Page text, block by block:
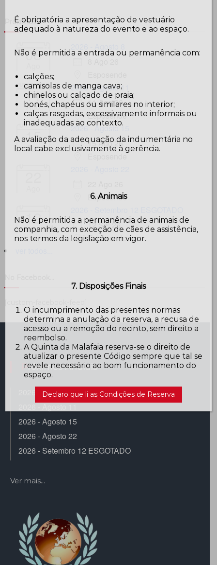
Próximos
08
2026 - Agosto 8
11
Ago
2026 - Agosto 11
11 Ago 26
Esposende
15
Ago
2026 - Agosto 15
15 Ago 26
Esposende
Esposende
12
Set
12 Set 26
Esposende
Próximos Arraiais
2026 - Agosto 8
2026 - Agosto 15
2026 - Agosto 22
2026 - Setembro 12 ESGOTADO
Ver mais...
É obrigatória a apresentação de vestuário
adequado à natureza do evento e ao espaço.
Não é permitida a entrada ou permanência com:
calções;
camisolas de manga cava;
chinelos ou calçado de praia;
bonés, chapéus ou similares no interior;
calças rasgadas, excessivamente informais ou
inadequadas ao contexto.
A avaliação da adequação da indumentária no
local cabe exclusivamente à gerência.
6. Animais
Não é permitida a permanência de animais de
companhia, com exceção de cães de assistência,
nos termos da legislação em vigor.
7. Disposições Finais
O incumprimento das presentes normas
determina a anulação da reserva, a recusa de
acesso ou a remoção do recinto, sem direito a
reembolso.
A Quinta da Malafaia reserva-se o direito de
atualizar o presente Código sempre que tal se
revele necessário ao bom funcionamento do
espaço.
Declaro que li as Condições de Reserva